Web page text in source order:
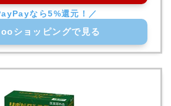
ショッピングで見る